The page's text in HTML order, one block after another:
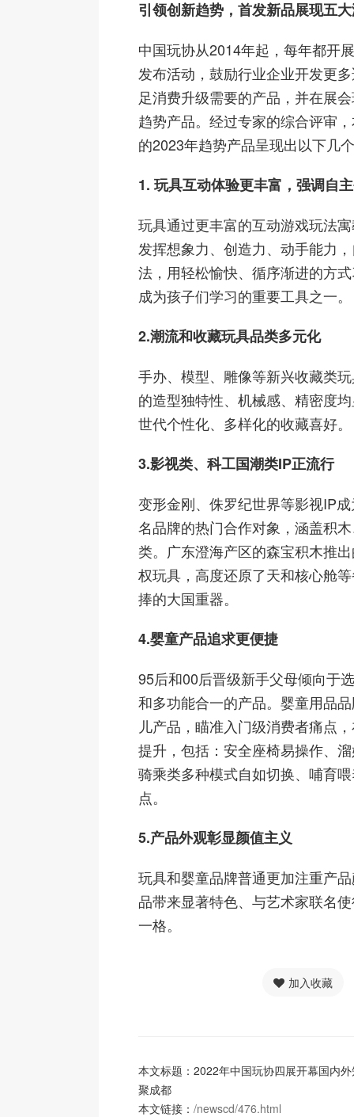
引领创新趋势，首发新品展现五
中国玩协从2014年起，每年都开
发布活动，鼓励行业企业开发更
足消费升级需要的产品，并在展
趋势产品。经过专家的综合评审
的2023年趋势产品呈现出以下几
1. 玩具互动体验更丰富，强调自
玩具通过更丰富的互动游戏玩法
发挥想象力、创造力、动手能力
法，用轻松愉快、循序渐进的方
成为孩子们学习的重要工具之一。
2.潮流和收藏玩具品类多元化
手办、模型、雕像等新兴收藏类
的造型独特性、机械感、精密度
世代个性化、多样化的收藏喜好。
3.影视类、科工国潮类IP正流行
变形金刚、侏罗纪世界等影视IP
名品牌的热门合作对象，涵盖积
类。广东澄海产区的森宝积木推
权玩具，高度还原了天和核心舱
捧的大国重器。
4.婴童产品追求更便捷
95后和00后晋级新手父母倾向于
和多功能合一的产品。婴童用品
儿产品，瞄准入门级消费者痛点
提升，包括：安全座椅易操作、
骑乘类多种模式自如切换、哺育
点。
5.产品外观彰显颜值主义
玩具和婴童品牌普通更加注重产
品带来显著特色、与艺术家联名
一格。
加入收藏
本文标题：2022年中国玩协四展开幕国内
聚成都
本文链接： /newscd/476.html